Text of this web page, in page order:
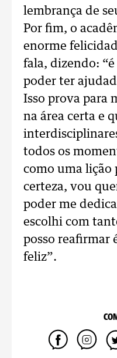
lembrança de
Por fim, o
enorme
fala, dizendo:
poder ter
Isso prova para
na área certa e
todos os
como uma lição
certeza, vou
poder me
escolhi com
posso reafirmar
feliz”.